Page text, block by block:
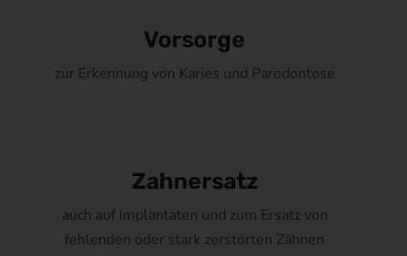
Vorsorge
zur Erkennung von Karies und Parodontose
Zahnersatz
auch auf Implantaten und zum Ersatz von
fehlenden oder stark zerstörten Zähnen